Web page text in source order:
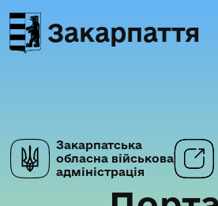
Закарпаття
Закарпатська
обласна військова
адміністрація